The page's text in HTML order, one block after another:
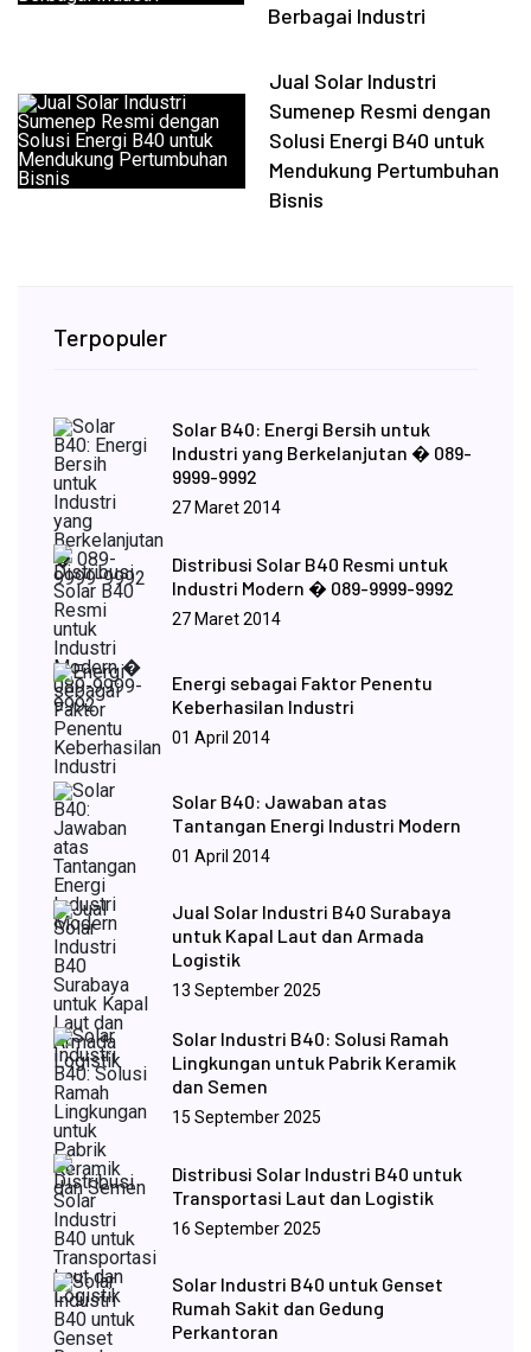
Berbagai Industri
Jual Solar Industri
Sumenep Resmi dengan
Solusi Energi B40 untuk
Mendukung Pertumbuhan
Bisnis
Terpopuler
Solar B40: Energi Bersih untuk
Industri yang Berkelanjutan � 089-
9999-9992
27 Maret 2014
Distribusi Solar B40 Resmi untuk
Industri Modern � 089-9999-9992
27 Maret 2014
Energi sebagai Faktor Penentu
Keberhasilan Industri
01 April 2014
Solar B40: Jawaban atas
Tantangan Energi Industri Modern
01 April 2014
Jual Solar Industri B40 Surabaya
untuk Kapal Laut dan Armada
Logistik
13 September 2025
Solar Industri B40: Solusi Ramah
Lingkungan untuk Pabrik Keramik
dan Semen
15 September 2025
Distribusi Solar Industri B40 untuk
Transportasi Laut dan Logistik
16 September 2025
Solar Industri B40 untuk Genset
Rumah Sakit dan Gedung
Perkantoran